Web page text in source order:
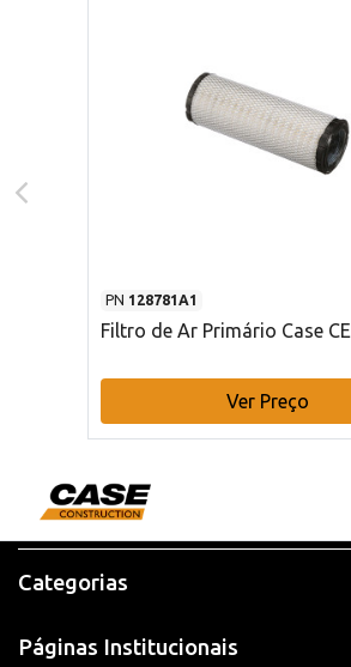
PN 128781A1
Filtro de Ar Primário Case CE
Ver Preço
Categorias
Páginas Institucionais